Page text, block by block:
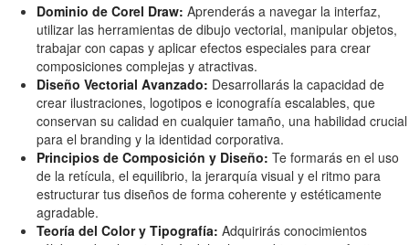
Dominio de Corel Draw: Aprenderás a navegar la interfaz,
utilizar las herramientas de dibujo vectorial, manipular objetos,
trabajar con capas y aplicar efectos especiales para crear
composiciones complejas y atractivas.
Diseño Vectorial Avanzado: Desarrollarás la capacidad de
crear ilustraciones, logotipos e iconografía escalables, que
conservan su calidad en cualquier tamaño, una habilidad crucial
para el branding y la identidad corporativa.
Principios de Composición y Diseño: Te formarás en el uso
de la retícula, el equilibrio, la jerarquía visual y el ritmo para
estructurar tus diseños de forma coherente y estéticamente
agradable.
Teoría del Color y Tipografía: Adquirirás conocimientos